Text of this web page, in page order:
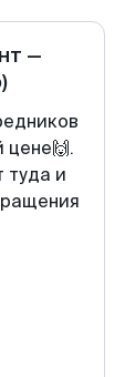
—
цене🙌.
туда и